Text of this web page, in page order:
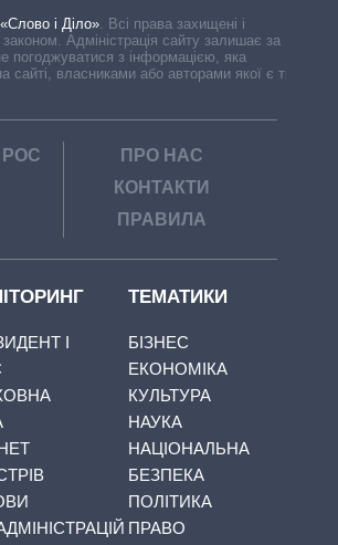
«Слово і Діло»
Всі права захищені і
Адміністрація сайту залишає за
погоджуватися з інформацією, яка
сайті, власниками або авторами якої є треті
РОС
ПРО НАС
КОНТАКТИ
ПРАВИЛА
І
ТЕМАТИКИ
БІЗНЕС
ЕКОНОМІКА
КУЛЬТУРА
НАУКА
НАЦІОНАЛЬНА
БЕЗПЕКА
ПОЛІТИКА
ПРАВО